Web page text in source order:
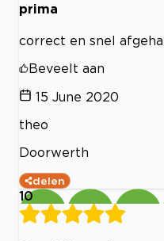
prima
correct en snel
Beveelt aan
15 June 2020
theo
Doorwerth
delen
10